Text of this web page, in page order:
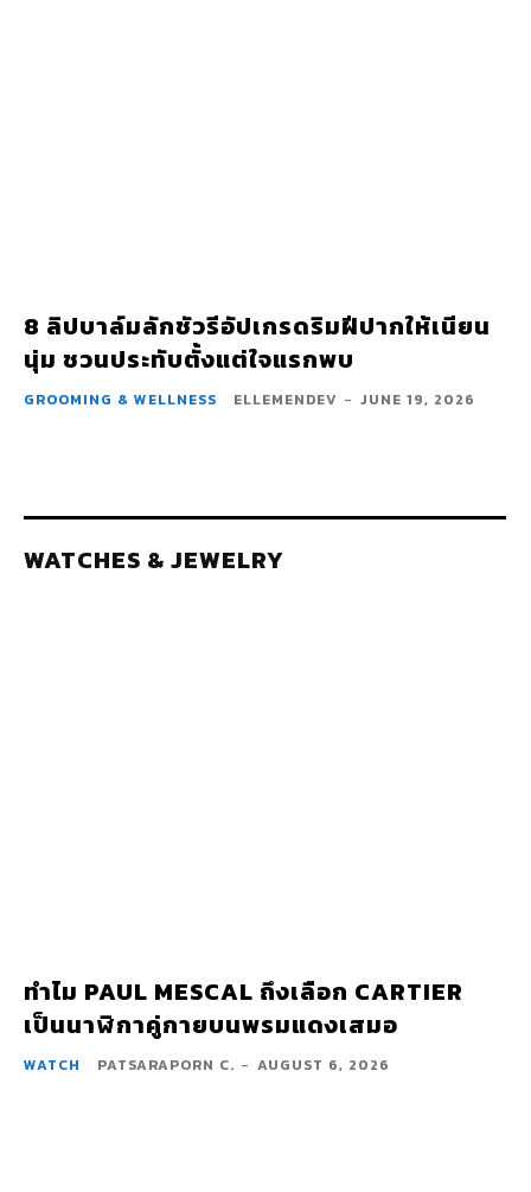
8 ลิปบาล์มลักชัวรีอัปเกรดริมฝีปากให้เนียน
นุ่ม ชวนประทับตั้งแต่ใจแรกพบ
GROOMING & WELLNESS ELLEMENDEV - JUNE 19, 2026
WATCHES & JEWELRY
ทำไม PAUL MESCAL ถึงเลือก CARTIER
เป็นนาฬิกาคู่กายบนพรมแดงเสมอ
WATCH PATSARAPORN C. - AUGUST 6, 2026